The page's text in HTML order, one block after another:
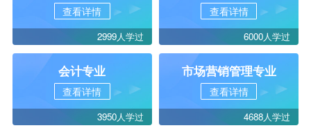
查看详情
2999人学过
查看详情
6000人学过
会计专业
查看详情
3950人学过
市场营销管理专业
查看详情
4688人学过